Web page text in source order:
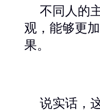
不同人的
观，能够更
果。
说实话，